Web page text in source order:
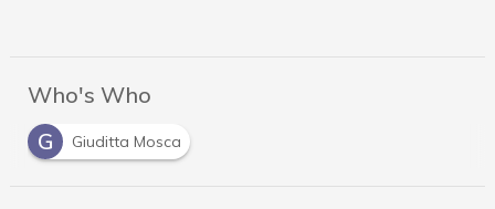
Who's Who
G
Giuditta Mosca